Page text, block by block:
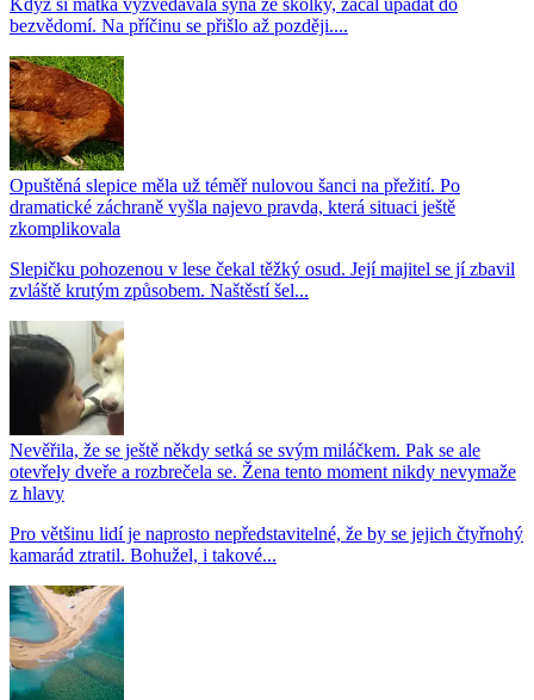
Když si matka vyzvedávala syna ze školky, začal upadat do
bezvědomí. Na příčinu se přišlo až později....
Opuštěná slepice měla už téměř nulovou šanci na přežití. Po
dramatické záchraně vyšla najevo pravda, která situaci ještě
zkomplikovala
Slepičku pohozenou v lese čekal těžký osud. Její majitel se jí zbavil
zvláště krutým způsobem. Naštěstí šel...
Nevěřila, že se ještě někdy setká se svým miláčkem. Pak se ale
otevřely dveře a rozbrečela se. Žena tento moment nikdy nevymaže
z hlavy
Pro většinu lidí je naprosto nepředstavitelné, že by se jejich čtyřnohý
kamarád ztratil. Bohužel, i takové...